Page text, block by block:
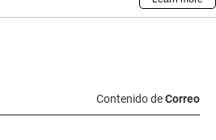
Contenido deCorreo